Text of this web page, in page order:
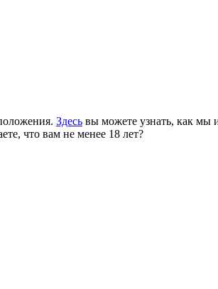
Здесь вы можете узнать, как мы
что вам не менее 18 лет?